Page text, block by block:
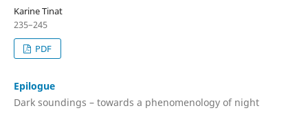
Karine Tinat
235–245
PDF
Epilogue
Dark soundings – towards a phenomenology of night